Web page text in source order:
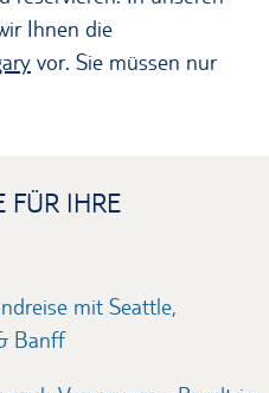
Ihnen die
vor. Sie müssen nur
FÜR IHRE
mit Seattle,
Banff